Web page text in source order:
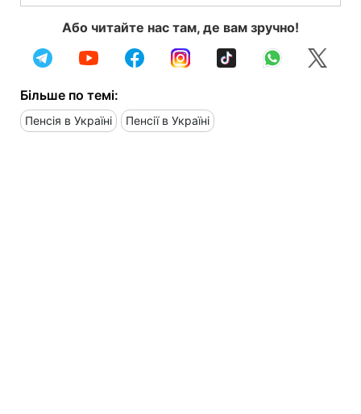
Або читайте нас там, де вам зручно!
Більше по темі:
Пенсія в Україні Пенсії в Україні